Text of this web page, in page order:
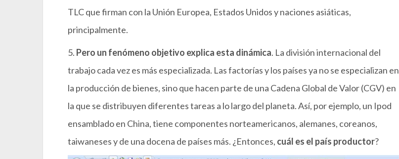
TLC que firman con la Unión Europea, Estados Unidos y naciones asiáticas,
principalmente.
5. Pero un fenómeno objetivo explica esta dinámica. La división internacional del
trabajo cada vez es más especializada. Las factorías y los países ya no se especializan en
la producción de bienes, sino que hacen parte de una Cadena Global de Valor (CGV) en
la que se distribuyen diferentes tareas a lo largo del planeta. Así, por ejemplo, un Ipod
ensamblado en China, tiene componentes norteamericanos, alemanes, coreanos,
taiwaneses y de una docena de países más. ¿Entonces, cuál es el país productor?